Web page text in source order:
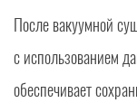
После вакуумной
с использованием
обеспечивает